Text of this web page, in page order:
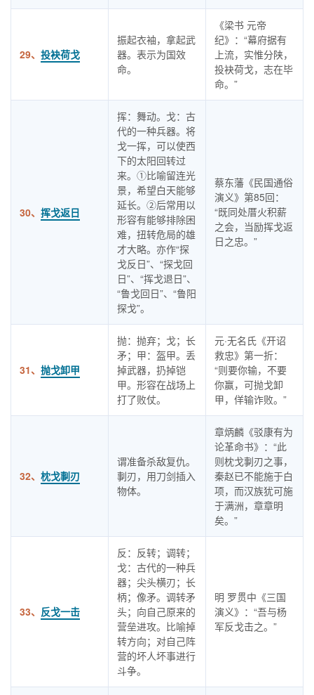
29、 投袂荷戈
振起衣袖，拿起武
器。表示为国效
命。
《梁书 元帝
纪》：“幕府据有
上流，实惟分陕，
投袂荷戈，志在毕
命。”
30、 挥戈返日
挥：舞动。戈：古
代的一种兵器。将
戈一挥，可以使西
下的太阳回转过
来。①比喻留连光
景，希望白天能够
延长。②后常用以
形容有能够排除困
难，扭转危局的雄
才大略。亦作“探
戈反日”、“探戈回
日”、“挥戈退日”、
“鲁戈回日”、“鲁阳
探戈”。
蔡东藩《民国通俗
演义》第85回：
“既同处厝火积薪
之会，当励挥戈返
日之忠。”
31、 抛戈卸甲
抛：抛弃；戈；长
矛；甲：盔甲。丢
掉武器，扔掉铠
甲。形容在战场上
打了败仗。
元·无名氏《开诏
救忠》第一折：
“则要你输，不要
你赢，可抛戈卸
甲，佯输诈败。”
32、 枕戈剚刃
谓准备杀敌复仇。
剚刃，用刀剑插入
物体。
章炳麟《驳康有为
论革命书》：“此
则枕戈剚刃之事，
秦赵已不能施于白
项，而汉族犹可施
于满洲，章章明
矣。”
33、 反戈一击
反：反转；调转；
戈：古代的一种兵
器；尖头横刃；长
柄；像矛。调转矛
头；向自己原来的
营垒进攻。比喻掉
转方向；对自己阵
营的坏人坏事进行
斗争。
明 罗贯中《三国
演义》：“吾与杨
军反戈击之。”